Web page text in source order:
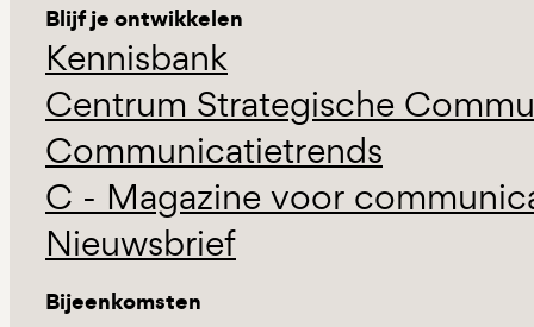
Blijf je ontwikkelen
Kennisbank
Centrum Strategische
Communicatietrends
C - Magazine voor
Nieuwsbrief
Bijeenkomsten